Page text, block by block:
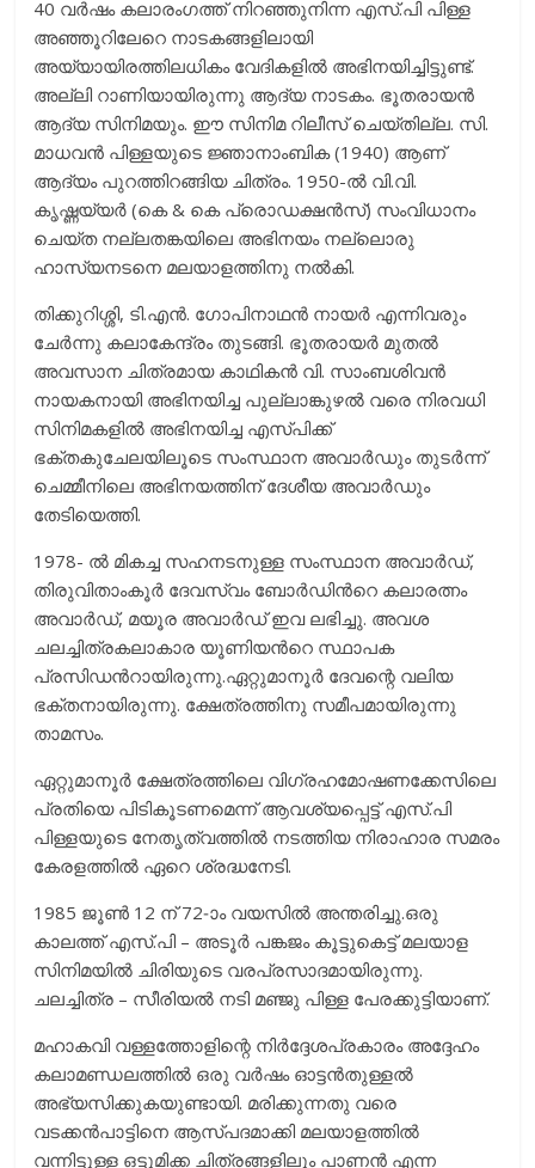
40 വർഷം കലാരംഗത്ത് നിറഞ്ഞുനിന്ന എസ്.പി പിള്ള
അഞ്ഞൂറിലേറെ നാടകങ്ങളിലായി
അയ്യായിരത്തിലധികം വേദികളിൽ അഭിനയിച്ചിട്ടുണ്ട്.
അല്ലി റാണിയായിരുന്നു ആദ്യ നാടകം. ഭൂതരായൻ
ആദ്യ സിനിമയും. ഈ സിനിമ റിലീസ് ചെയ്തില്ല. സി.
മാധവൻ പിള്ളയുടെ ജ്ഞാനാംബിക (1940) ആണ്‌
ആദ്യം പുറത്തിറങ്ങിയ ചിത്രം. 1950-ൽ വി.വി.
കൃഷ്ണയ്യർ (കെ & കെ പ്രൊഡക്ഷൻസ്‌) സംവിധാനം
ചെയ്ത നല്ലതങ്കയിലെ അഭിനയം നല്ലൊരു
ഹാസ്യനടനെ മലയാളത്തിനു നൽകി.
തിക്കുറിശ്ശി, ടി.എൻ. ഗോപിനാഥൻ നായർ എന്നിവരും
ചേർന്നു കലാകേന്ദ്രം തുടങ്ങി. ‌ഭൂതരായർ മുതൽ
അവസാന ചിത്രമായ കാഥികൻ വി. സാംബശിവൻ
നായകനായി അഭിനയിച്ച പുല്ലാങ്കുഴൽ വരെ നിരവധി
സിനിമകളിൽ അഭിനയിച്ച എസ്പിക്ക്
ഭക്തകുചേലയിലൂടെ സംസ്ഥാന അവാർഡും തുടര്‍ന്ന്
ചെമ്മീനിലെ അഭിനയത്തിന് ദേശീയ അവാർഡും
തേടിയെത്തി.
1978- ല്‍ മികച്ച സഹനടനുള്ള സംസ്ഥാന അവാര്‍ഡ്,
തിരുവിതാംകൂര്‍ ദേവസ്വം ബോര്‍ഡിന്‍റെ കലാരത്നം
അവാര്‍ഡ്, മയൂര അവാര്‍ഡ് ഇവ ലഭിച്ചു. അവശ
ചലച്ചിത്രകലാകാര യൂണിയന്‍റെ സ്ഥാപക
പ്രസിഡന്‍റായിരുന്നു.ഏറ്റുമാനൂർ ദേവന്റെ വലിയ
ഭക്തനായിരുന്നു. ക്ഷേത്രത്തിനു സമീപമായിരുന്നു
താമസം.
ഏറ്റുമാനൂർ ക്ഷേത്രത്തിലെ വിഗ്രഹമോഷണക്കേസിലെ
പ്രതിയെ പിടികൂടണമെന്ന് ആവശ്യപ്പെട്ട് എസ്.പി
പിള്ളയുടെ നേതൃത്വത്തിൽ നടത്തിയ നിരാഹാര സമരം
കേരളത്തിൽ ഏറെ ശ്രദ്ധനേടി.
1985 ജൂൺ 12 ന്‌ 72-ാം വയസിൽ അന്തരിച്ചു.ഒരു
കാലത്ത് എസ്.പി – അടൂര്‍ പങ്കജം കൂട്ടുകെട്ട് മലയാള
സിനിമയില്‍ ചിരിയുടെ വരപ്രസാദമായിരുന്നു.
ചലച്ചിത്ര – സീരിയൽ നടി മഞ്ജു പിള്ള പേരക്കുട്ടിയാണ്.
മഹാകവി വള്ളത്തോളിന്റെ നിർദ്ദേശപ്രകാരം അദ്ദേഹം
കലാമണ്ഡലത്തിൽ ഒരു വർഷം ഓട്ടൻതുള്ളൽ
അഭ്യസിക്കുകയുണ്ടായി. മരിക്കുന്നതു വരെ
വടക്കൻപാട്ടിനെ ആസ്പദമാക്കി മലയാളത്തിൽ
വന്നിട്ടുള്ള ഒട്ടുമിക്ക ചിത്രങ്ങളിലും പാണൻ എന്ന